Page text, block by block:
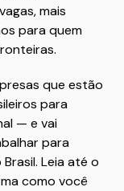
mais
para quem
que estão
para
— e vai
para
Leia até o
como você